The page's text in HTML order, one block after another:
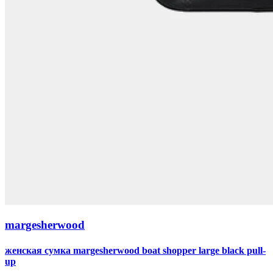
margesherwood
женская сумка margesherwood boat shopper large black pull-
up